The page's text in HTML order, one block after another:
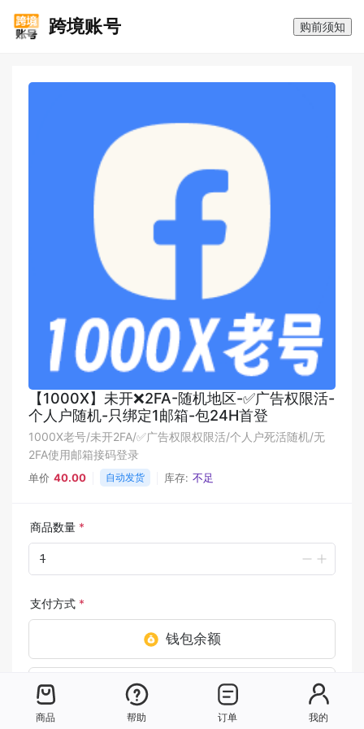
跨境账号 购前须知
【1000X】未开❌2FA-随机地区-✅广告权限活-
个人户随机-只绑定1邮箱-包24H首登
1000X老号/未开2FA/✅广告权限权限活/个人户死活随机/无
2FA使用邮箱接码登录
单价 40.00 自动发货 库存: 不足
商品数量 *
支付方式 *
钱包余额
USDT [TRC20]
商品 帮助 订单 我的